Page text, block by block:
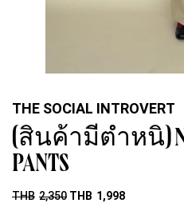
THE SOCIAL INTROVERT
(สินค้ามีตำหนิ)
PANTS
THB 2,350 THB 1,998